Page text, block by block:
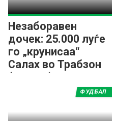
Незаборавен
дочек: 25.000 луѓе
го „крунисаа“
Салах во Трабзон
(ВИДЕО)
ФУДБАЛ